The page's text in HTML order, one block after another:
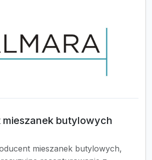
mieszanek butylowych
mieszanek butylowych,